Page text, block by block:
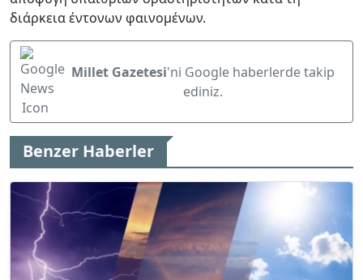
διάρκεια έντονων φαινομένων.
Millet Gazetesi'ni Google haberlerde takip
ediniz.
Benzer Haberler